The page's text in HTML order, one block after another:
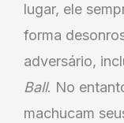
lugar, ele
forma
adversário,
Ball. No
machucam